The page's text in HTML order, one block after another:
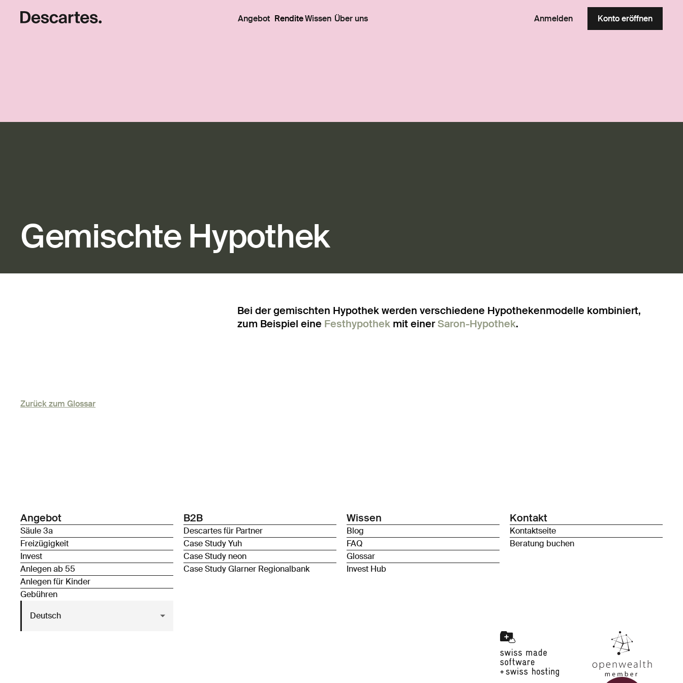
Angebot RenditeWissen Über uns Anmelden Konto eröffnen
Gemischte Hypothek
Bei der gemischten Hypothek werden verschiedene Hypothekenmodelle kombiniert,
zum Beispiel eine Festhypothek mit einerSaron-Hypothek.
Zurück zum Glossar
Angebot
Säule 3a
Freizügigkeit
Invest
Anlegen ab 55
Anlegen für Kinder
Gebühren
B2B
Descartes für Partner
Case Study Yuh
Case Study neon
Case Study Glarner Regionalbank
Wissen
Blog
FAQ
Glossar
Invest Hub
Kontakt
Kontaktseite
Beratung buchen
Deutsch